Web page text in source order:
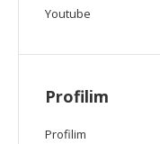
Youtube
Profilim
Profilim